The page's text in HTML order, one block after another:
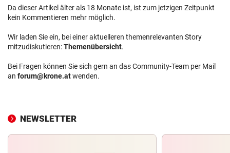
Da dieser Artikel älter als 18 Monate ist, ist zum jetzigen Zeitpunkt
kein Kommentieren mehr möglich.
Wir laden Sie ein, bei einer aktuelleren themenrelevanten Story
mitzudiskutieren:Themenübersicht.
Bei Fragen können Sie sich gern an das Community-Team per Mail
an forum@krone.atwenden.
NEWSLETTER